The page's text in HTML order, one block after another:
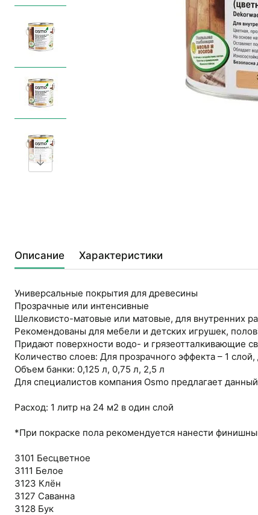
Описание Характеристики
Универсальные покрытия для древесины
Прозрачные или интенсивные
Шелковисто-матовые или матовые, для внутренних
Рекомендованы для мебели и детских игрушек,
Придают поверхности водо- и грязеотталкивающие
Количество слоев: Для прозрачного эффекта – 1
Объем банки: 0,125 л, 0,75 л, 2,5 л
Для специалистов компания Osmo предлагает
Расход: 1 литр на 24 м2 в один слой
*При покраске пола рекомендуется нанести
3101 Бесцветное
3111 Белое
3123 Клён
3127 Саванна
3128 Бук